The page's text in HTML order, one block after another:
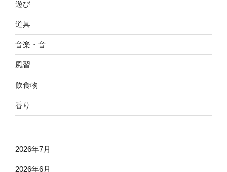
遊び
道具
音楽・音
風習
飲食物
香り
2026年7月
2026年6月